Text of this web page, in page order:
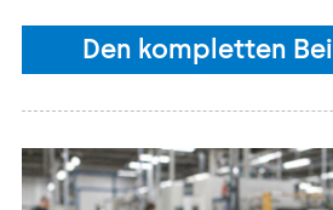
Den kompletten